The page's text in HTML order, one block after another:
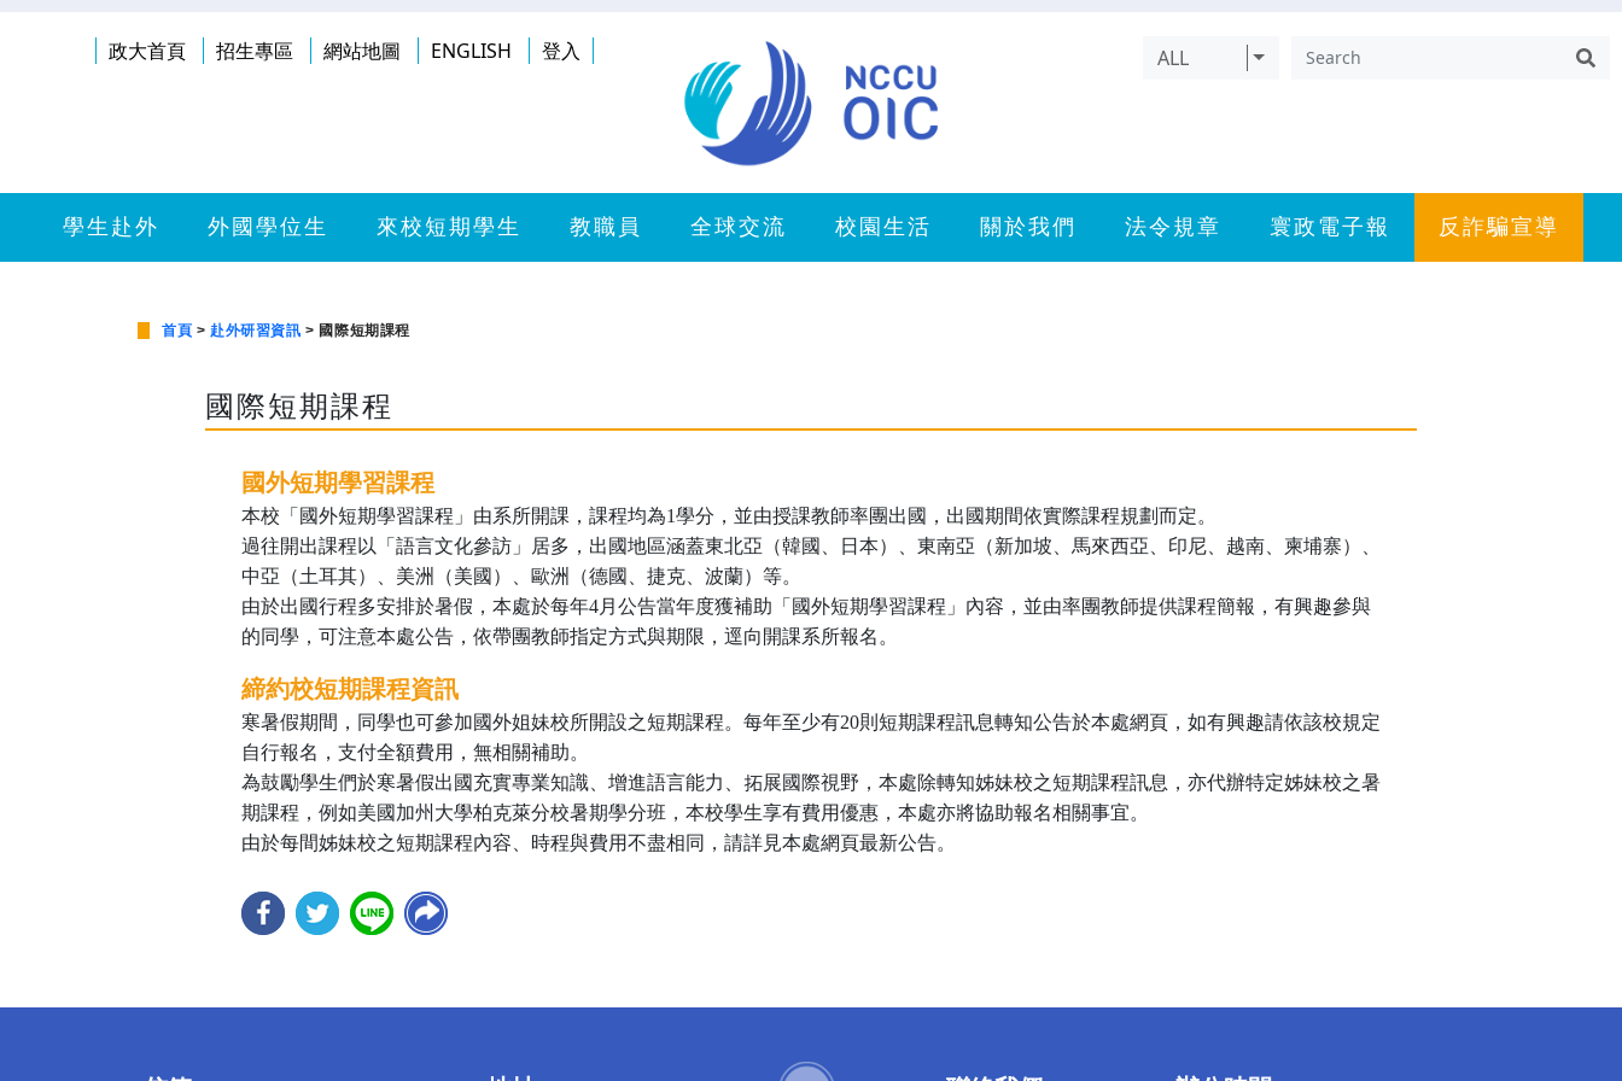
政大首頁 招生專區 網站地圖 ENGLISH 登入 ALL
學生赴外 外國學位生 來校短期學生 教職員 全球交流 校園生活 關於我們 法令規章 寰政電子報 反詐騙宣導
首頁 >赴外研習資訊 > 國際短期課程
國際短期課程
國外短期學習課程
本校「國外短期學習課程」由系所開課，課程均為1學分，並由授課教師率團出國，出國期間依實際課程規劃而定。
過往開出課程以「語言文化參訪」居多，出國地區涵蓋東北亞（韓國、日本）、東南亞（新加坡、馬來西亞、印尼、越南、柬埔寨）、
中亞（土耳其）、美洲（美國）、歐洲（德國、捷克、波蘭）等。
由於出國行程多安排於暑假，本處於每年4月公告當年度獲補助「國外短期學習課程」內容，並由率團教師提供課程簡報，有興趣參與
的同學，可注意本處公告，依帶團教師指定方式與期限，逕向開課系所報名。
締約校短期課程資訊
寒暑假期間，同學也可參加國外姐妹校所開設之短期課程。每年至少有20則短期課程訊息轉知公告於本處網頁，如有興趣請依該校規定
自行報名，支付全額費用，無相關補助。
為鼓勵學生們於寒暑假出國充實專業知識、增進語言能力、拓展國際視野，本處除轉知姊妹校之短期課程訊息，亦代辦特定姊妹校之暑
期課程，例如美國加州大學柏克萊分校暑期學分班，本校學生享有費用優惠，本處亦將協助報名相關事宜。
由於每間姊妹校之短期課程內容、時程與費用不盡相同，請詳見本處網頁最新公告。